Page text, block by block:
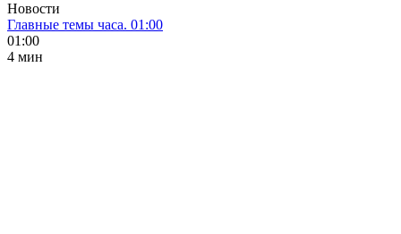
Новости
Главные темы часа. 01:00
01:00
4 мин